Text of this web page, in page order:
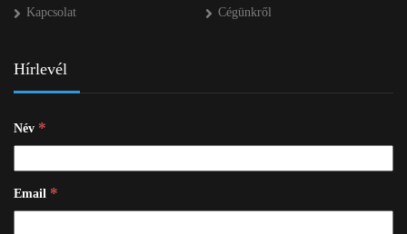
Kapcsolat Cégünkről
Hírlevél
Név *
Email *